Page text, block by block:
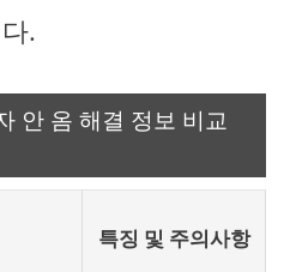
.
안 옴 해결 정보 비교
특징 및 주의사항